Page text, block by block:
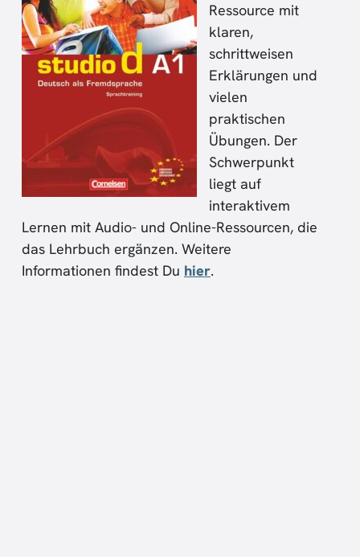
Ressource mit
klaren,
schrittweisen
Erklärungen und
vielen
praktischen
Übungen. Der
Schwerpunkt
liegt auf
interaktivem
Lernen mit Audio- und Online-Ressourcen, die
das Lehrbuch ergänzen. Weitere
Informationen findest Du hier.